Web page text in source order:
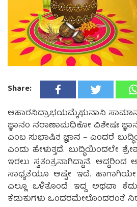
Share:
ಆಹಾರನಿದ್ರಾಭಯಮೈಥುನಾನಿ
ಜ್ಞಾನಂ ನರಾಣಾಮಧಿಕೋ ವಿಶೇಷಃ
ಎಂಬ ಸುಭಾಷಿತ ಜ್ಞಾನ – ಎಂದರೆ
ಎಂದು ಹೇಳುತ್ತದೆ. ಬುದ್ಧಿಯಿಂದಲೇ
ಇರಲು ಸ್ವತಂತ್ರನಾಗಿದ್ದಾನೆ.
ಸಾಧ್ಯತೆಯೂ ಆಷ್ಟೇ ಇದೆ.
ಎಲ್ಲೂ ಒಳಿತೊಂದೆ ಇದ್ದ ಅಥವಾ
ಕೆಡುಕುಗಳು ಒಂದರಮೇಲೊಂದರಂತೆ